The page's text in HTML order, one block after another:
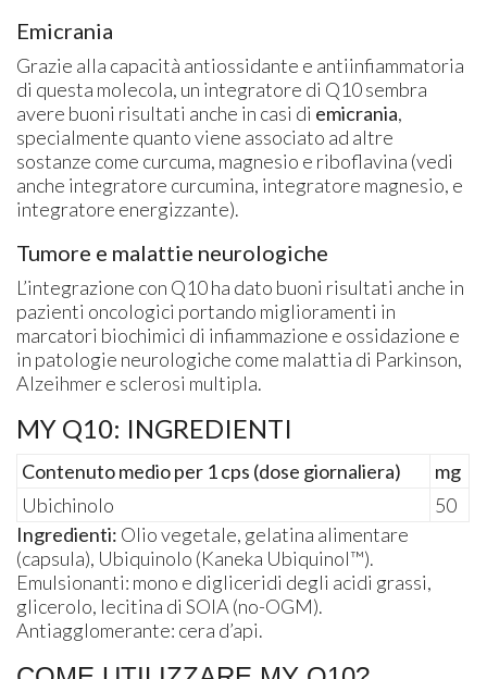
Emicrania
Grazie alla capacità antiossidante e antiinfiammatoria
di questa molecola, un integratore di Q10 sembra
avere buoni risultati anche in casi di emicrania,
specialmente quanto viene associato ad altre
sostanze come curcuma, magnesio e riboflavina (vedi
anche integratore curcumina, integratore magnesio, e
integratore energizzante).
Tumore e malattie neurologiche
L’integrazione con Q10 ha dato buoni risultati anche in
pazienti oncologici portando miglioramenti in
marcatori biochimici di infiammazione e ossidazione e
in patologie neurologiche come malattia di Parkinson,
Alzeihmer e sclerosi multipla.
MY Q10: INGREDIENTI
Contenuto medio per 1 cps (dose giornaliera)
mg
Ubichinolo
50
Ingredienti: Olio vegetale, gelatina alimentare
(capsula), Ubiquinolo (Kaneka Ubiquinol™).
Emulsionanti: mono e digliceridi degli acidi grassi,
glicerolo, lecitina di SOIA (no-OGM).
Antiagglomerante: cera d’api.